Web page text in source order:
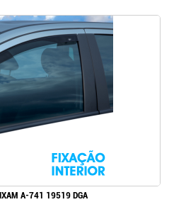
A-741 19519 DGA